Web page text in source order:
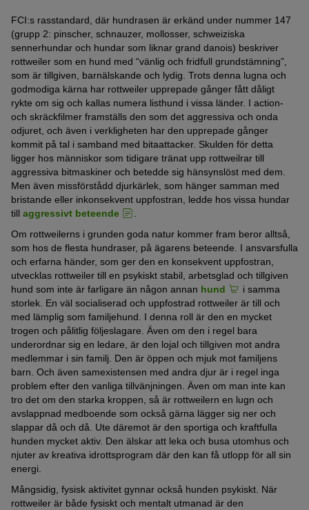
FCI:s rasstandard, där hundrasen är erkänd under nummer 147
(grupp 2: pinscher, schnauzer, mollosser, schweiziska
sennerhundar och hundar som liknar grand danois) beskriver
rottweiler som en hund med “vänlig och fridfull grundstämning”,
som är tillgiven, barnälskande och lydig. Trots denna lugna och
godmodiga kärna har rottweiler upprepade gånger fått dåligt
rykte om sig och kallas numera listhund i vissa länder. I action-
och skräckfilmer framställs den som det aggressiva och onda
odjuret, och även i verkligheten har den upprepade gånger
kommit på tal i samband med bitaattacker. Skulden för detta
ligger hos människor som tidigare tränat upp rottweilrar till
aggressiva bitmaskiner och betedde sig hänsynslöst med dem.
Men även missförstådd djurkärlek, som hänger samman med
bristande eller inkonsekvent uppfostran, ledde hos vissa hundar
till aggressivt beteende
.
Om rottweilerns i grunden goda natur kommer fram beror alltså,
som hos de flesta hundraser, på ägarens beteende. I ansvarsfulla
och erfarna händer, som ger den en konsekvent uppfostran,
utvecklas rottweiler till en psykiskt stabil, arbetsglad och tillgiven
hund som inte är farligare än någon annan hund
i samma
storlek. En väl socialiserad och uppfostrad rottweiler är till och
med lämplig som familjehund. I denna roll är den en mycket
trogen och pålitlig följeslagare. Även om den i regel bara
underordnar sig en ledare, är den lojal och tillgiven mot andra
medlemmar i sin familj. Den är öppen och mjuk mot familjens
barn. Och även samexistensen med andra djur är i regel inga
problem efter den vanliga tillvänjningen. Även om man inte kan
tro det om den starka kroppen, så är rottweilern en lugn och
avslappnad medboende som också gärna lägger sig ner och
slappar då och då. Ute däremot är den sportiga och kraftfulla
hunden mycket aktiv. Den älskar att leka och busa utomhus och
njuter av kreativa idrottsprogram där den kan få utlopp för all sin
energi.
Mångsidig, fysisk aktivitet gynnar också hunden psykiskt. När
rottweiler är både fysiskt och mentalt utmanad är den